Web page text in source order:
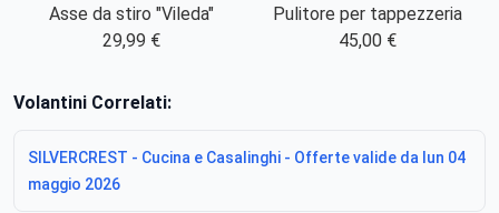
Asse da stiro "Vileda"
29,99 €
Pulitore per tappezzeria
45,00 €
Volantini Correlati:
SILVERCREST - Cucina e Casalinghi - Offerte valide da lun 04
maggio 2026